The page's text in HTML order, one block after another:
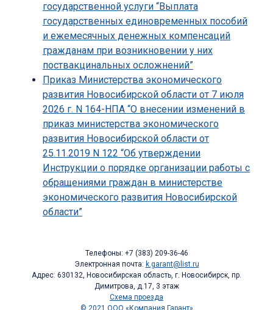
государственной услуги “Выплата
государственных единовременных пособий
и ежемесячных денежных компенсаций
гражданам при возникновении у них
поствакцинальных осложнений”
Приказ Министерства экономического
развития Новосибирской области от 7 июля
2026 г. N 164-НПА “О внесении изменений в
приказ министерства экономического
развития Новосибирской области от
25.11.2019 N 122 “Об утверждении
Инструкции о порядке организации работы с
обращениями граждан в министерстве
экономического развития Новосибирской
области”
Телефоны: +7 (383) 209-36-46
Электронная почта: k.garant@list.ru
Адрес: 630132, Новосибирская область, г. Новосибирск, пр.
Димитрова, д.17, 3 этаж
Схема проезда